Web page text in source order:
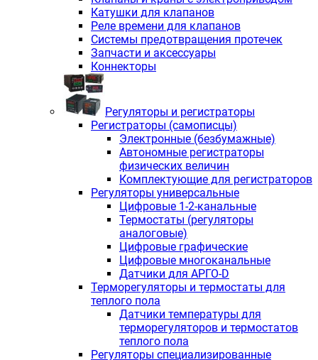
Катушки для клапанов
Реле времени для клапанов
Системы предотвращения протечек
Запчасти и аксессуары
Коннекторы
Регуляторы и регистраторы
Регистраторы (самописцы)
Электронные (безбумажные)
Автономные регистраторы
физических величин
Комплектующие для регистраторов
Регуляторы универсальные
Цифровые 1-2-канальные
Термостаты (регуляторы
аналоговые)
Цифровые графические
Цифровые многоканальные
Датчики для АРГО-D
Терморегуляторы и термостаты для
теплого пола
Датчики температуры для
терморегуляторов и термостатов
теплого пола
Регуляторы специализированные